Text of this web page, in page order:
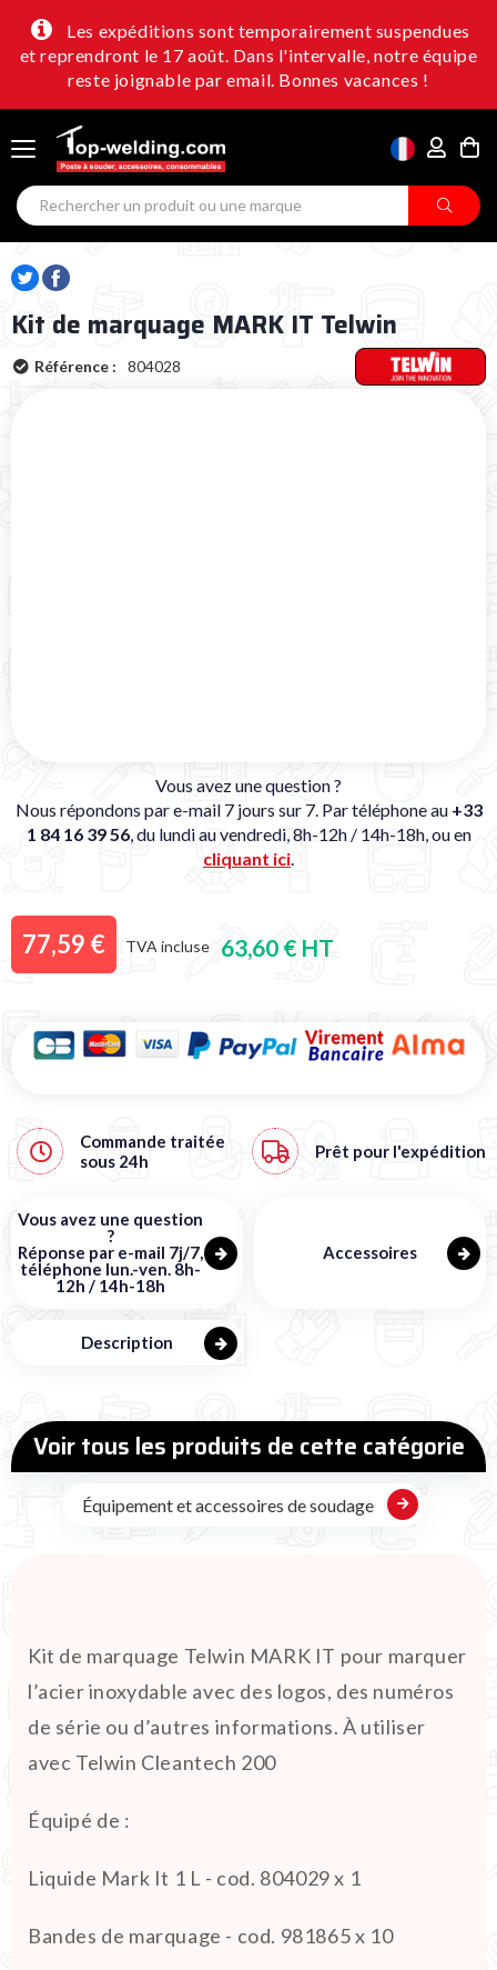
Les expéditions sont temporairement suspendues
et reprendront le 17 août. Dans l'intervalle, notre équipe
reste joignable par email. Bonnes vacances !
Kit de marquage MARK IT Telwin
Référence : 804028
Vous avez une question ?
Nous répondons par e-mail 7 jours sur 7. Par téléphone au +33
1 84 16 39 56, du lundi au vendredi, 8h-12h / 14h-18h, ou en
cliquant ici.
77,59 € TVA incluse 63,60 € HT
Commande traitée
sous 24h Prêt pour l'expédition
Vous avez une question
?
Réponse par e-mail 7j/7,
téléphone lun.-ven. 8h-
12h / 14h-18h
Accessoires
Description
Voir tous les produits de cette catégorie
Équipement et accessoires de soudage
Kit de marquage Telwin MARK IT pour marquer
l’acier inoxydable avec des logos, des numéros
de série ou d’autres informations. À utiliser
avec Telwin Cleantech 200
Équipé de :
Liquide Mark It 1 L - cod. 804029 x 1
Bandes de marquage - cod. 981865 x 10